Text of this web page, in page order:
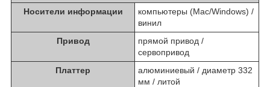
Носители информации
компьютеры (Mac/Windows) /
винил
Привод
прямой привод /
сервопривод
Платтер
алюминиевый / диаметр 332
мм / литой